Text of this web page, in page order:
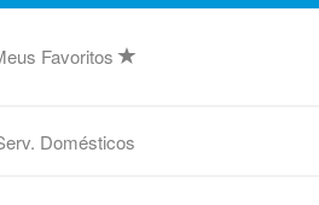
Favoritos
Domésticos